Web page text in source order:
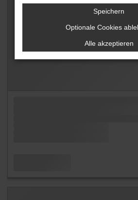
Speichern
Optionale Cookies
Alle akzeptieren